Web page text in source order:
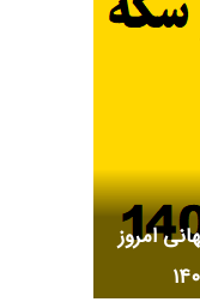
امروز